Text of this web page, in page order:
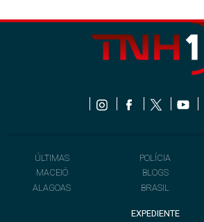
ÚLTIMAS
MACEIÓ
ALAGOAS
POLÍCIA
BLOGS
BRASIL
EXPEDIENTE